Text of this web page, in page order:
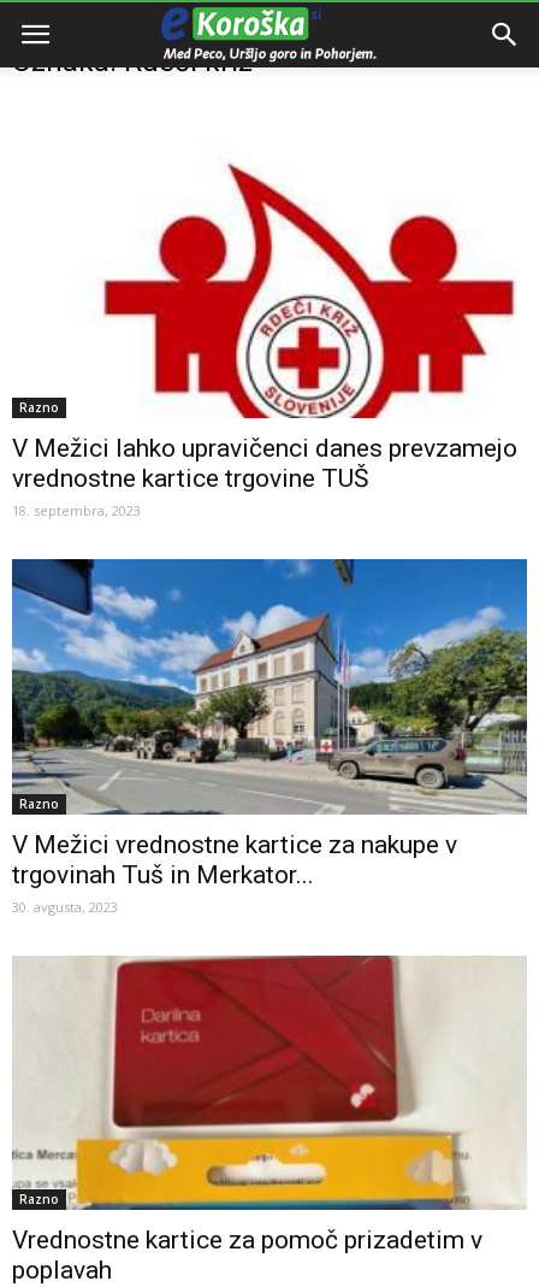
Domov Rdeči križ
Oznaka: Rdeči križ
Razno
V Mežici lahko upravičenci danes prevzamejo
vrednostne kartice trgovine TUŠ
18. septembra, 2023
Razno
V Mežici vrednostne kartice za nakupe v
trgovinah Tuš in Merkator...
30. avgusta, 2023
Razno
Vrednostne kartice za pomoč prizadetim v
poplavah